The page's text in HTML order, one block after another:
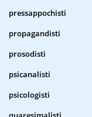
pressappochisti
propagandisti
prosodisti
psicanalisti
psicologisti